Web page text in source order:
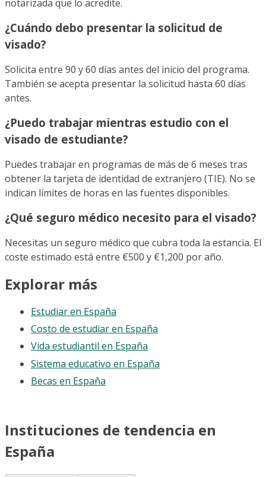
notarizada que lo acredite.
¿Cuándo debo presentar la solicitud de
visado?
Solicita entre 90 y 60 días antes del inicio del programa.
También se acepta presentar la solicitud hasta 60 días
antes.
¿Puedo trabajar mientras estudio con el
visado de estudiante?
Puedes trabajar en programas de más de 6 meses tras
obtener la tarjeta de identidad de extranjero (TIE). No se
indican límites de horas en las fuentes disponibles.
¿Qué seguro médico necesito para el visado?
Necesitas un seguro médico que cubra toda la estancia. El
coste estimado está entre €500 y €1,200 por año.
Explorar más
Estudiar en España
Costo de estudiar en España
Vida estudiantil en España
Sistema educativo en España
Becas en España
Instituciones de tendencia en
España